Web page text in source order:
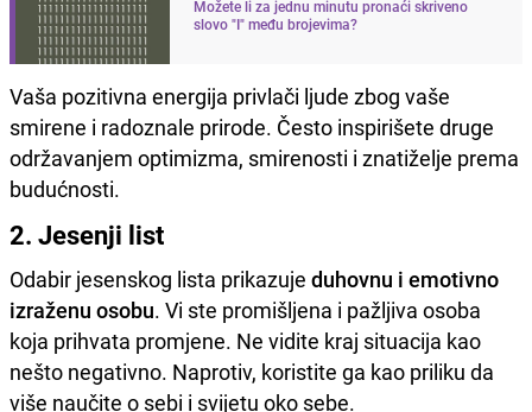
Možete li za jednu minutu pronaći skriveno
slovo "I" među brojevima?
Vaša pozitivna energija privlači ljude zbog vaše
smirene i radoznale prirode. Često inspirišete druge
održavanjem optimizma, smirenosti i znatiželje prema
budućnosti.
2. Jesenji list
Odabir jesenskog lista prikazuje duhovnu i emotivno
izraženu osobu. Vi ste promišljena i pažljiva osoba
koja prihvata promjene. Ne vidite kraj situacija kao
nešto negativno. Naprotiv, koristite ga kao priliku da
više naučite o sebi i svijetu oko sebe.